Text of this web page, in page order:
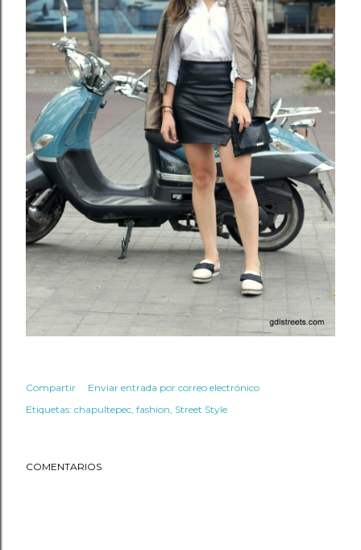
Compartir
Enviar entrada por correo electrónico
Etiquetas: chapultepec fashion Street Style
COMENTARIOS